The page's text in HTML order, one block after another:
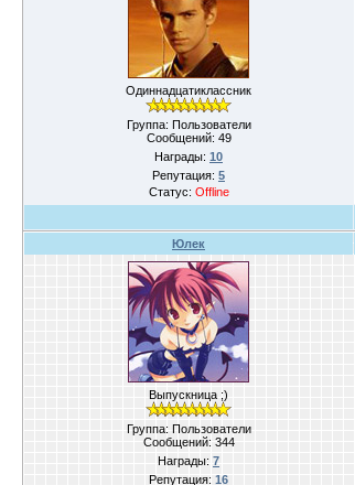
Одиннадцатиклассник
Группа: Пользователи
Сообщений: 49
Награды: 10
Репутация: 5
Статус: Offline
Юлек
Выпускница ;)
Группа: Пользователи
Сообщений: 344
Награды: 7
Репутация: 16